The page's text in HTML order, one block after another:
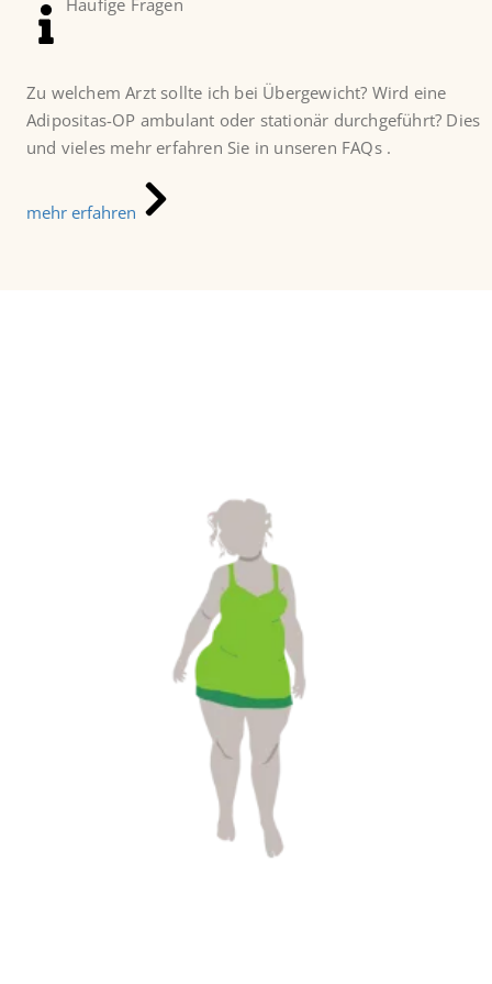
Zu welchem Arzt sollte ich bei Übergewicht? Wird eine
Adipositas-OP ambulant oder stationär durchgeführt? Dies
und vieles mehr erfahren Sie in unseren FAQs .
mehr erfahren